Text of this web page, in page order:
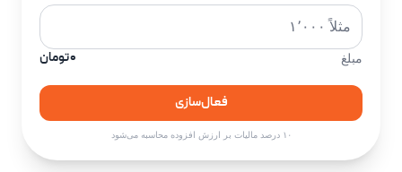
مبلغ ۰ تومان
فعال‌سازی
۱۰ درصد مالیات بر ارزش افزوده محاسبه می‌شود